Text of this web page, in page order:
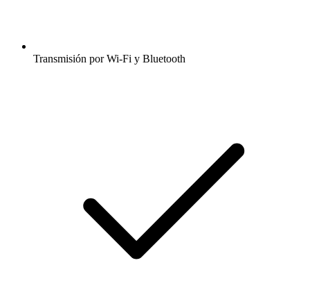
Transmisión por Wi-Fi y Bluetooth